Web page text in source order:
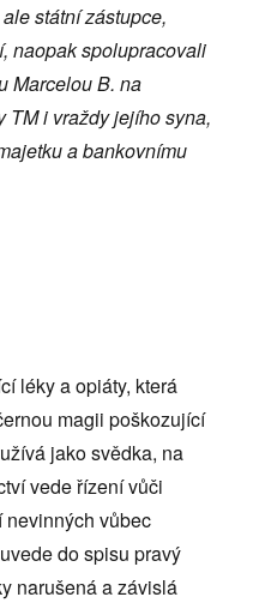
státní zástupce,
naopak spolupracovali
Marcelou B. na
TM i vraždy jejího syna,
a bankovnímu
léky a opiáty, která
magii poškozující
jako svědka, na
vede řízení vůči
nevinných vůbec
do spisu pravý
narušená a závislá